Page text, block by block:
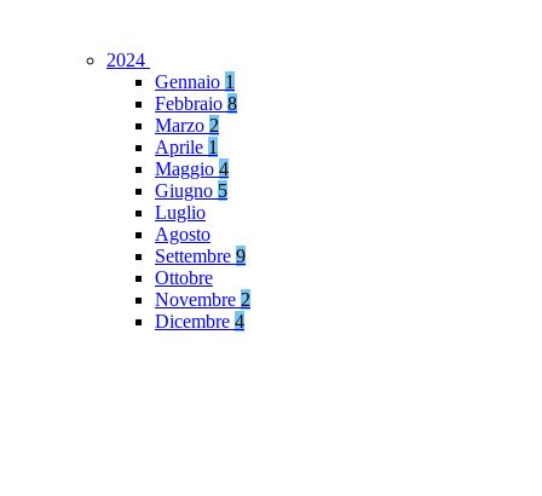
2024
Gennaio 1
Febbraio 8
Marzo 2
Aprile 1
Maggio 4
Giugno 5
Luglio
Agosto
Settembre 9
Ottobre
Novembre 2
Dicembre 4